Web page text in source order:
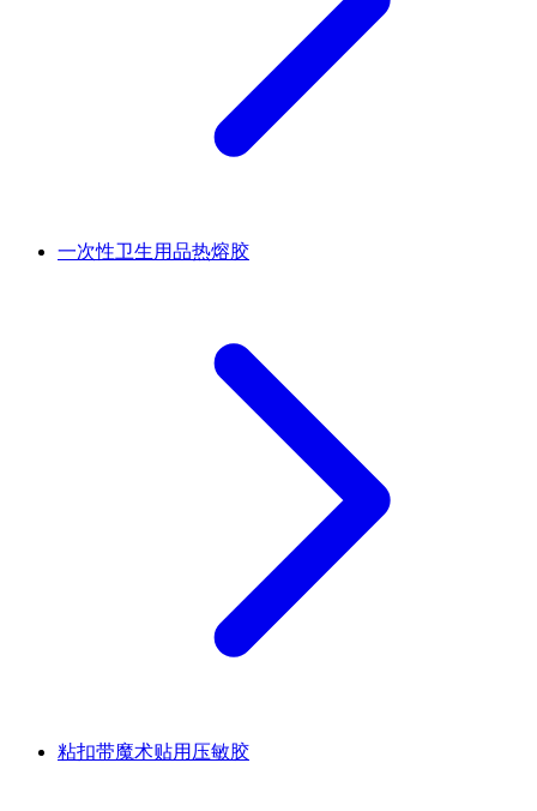
一次性卫生用品热熔胶
粘扣带魔术贴用压敏胶